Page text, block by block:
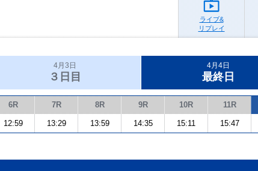
ライブ&
リプレイ
4月3日
３日目
4月4日
最終日
6R 7R 8R 9R 10R 11R
12:59 13:29 13:59 14:35 15:11 15:47